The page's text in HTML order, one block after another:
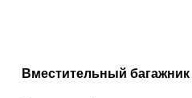
Вместительный багажник